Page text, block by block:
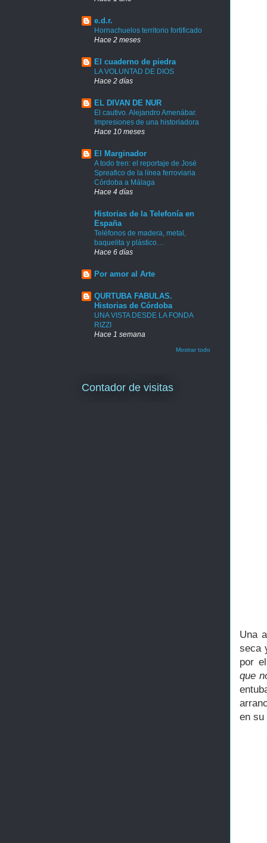
Una
seca
por
que
en su
e.d.r.
Hornachuelos territorio fortificado
Hace 2 meses
El cuaderno de piedra
LA VOLUNTAD DE DIOS
Hace 2 días
EL DIVAN DE NUR
El cautivo. Alejandro Amenábar.
Impresiones de una historiadora
Hace 10 meses
El Marginador
A todo tren: el reportaje de José
Spreafico de la línea ferroviaria
Córdoba a Málaga
Hace 4 días
Historias de la Telefonía en
España
Teléfonos de madera, metal,
baquelita y plástico…
Hace 6 días
Por amor al Arte
QURTUBA FABULAS.
Historias de Córdoba
UNA VISTA DESDE LA FONDA
RIZZI
Hace 1 semana
Mostrar todo
Contador de visitas